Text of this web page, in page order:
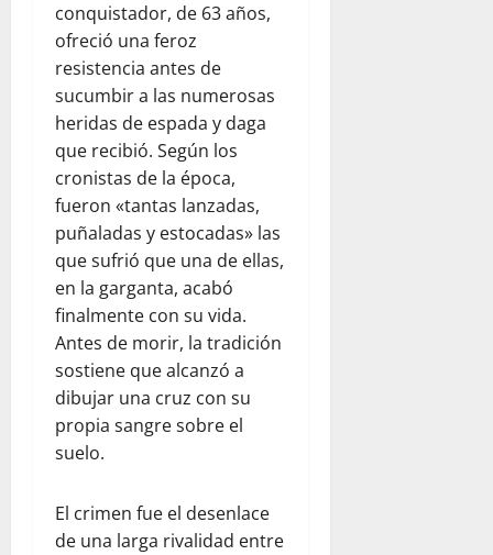
conquistador, de 63 años,
ofreció una feroz
resistencia antes de
sucumbir a las numerosas
heridas de espada y daga
que recibió. Según los
cronistas de la época,
fueron «tantas lanzadas,
puñaladas y estocadas» las
que sufrió que una de ellas,
en la garganta, acabó
finalmente con su vida.
Antes de morir, la tradición
sostiene que alcanzó a
dibujar una cruz con su
propia sangre sobre el
suelo.
El crimen fue el desenlace
de una larga rivalidad entre